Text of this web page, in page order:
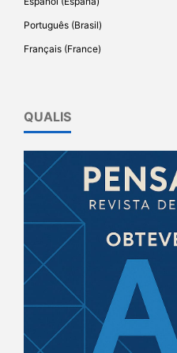
Português (Brasil)
Français (France)
QUALIS